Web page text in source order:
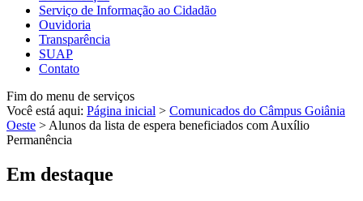
Serviço de Informação ao Cidadão
Ouvidoria
Transparência
SUAP
Contato
Fim do menu de serviços
Você está aqui: Página inicial > Comunicados do Câmpus Goiânia
Oeste > Alunos da lista de espera beneficiados com Auxílio
Permanência
Em destaque